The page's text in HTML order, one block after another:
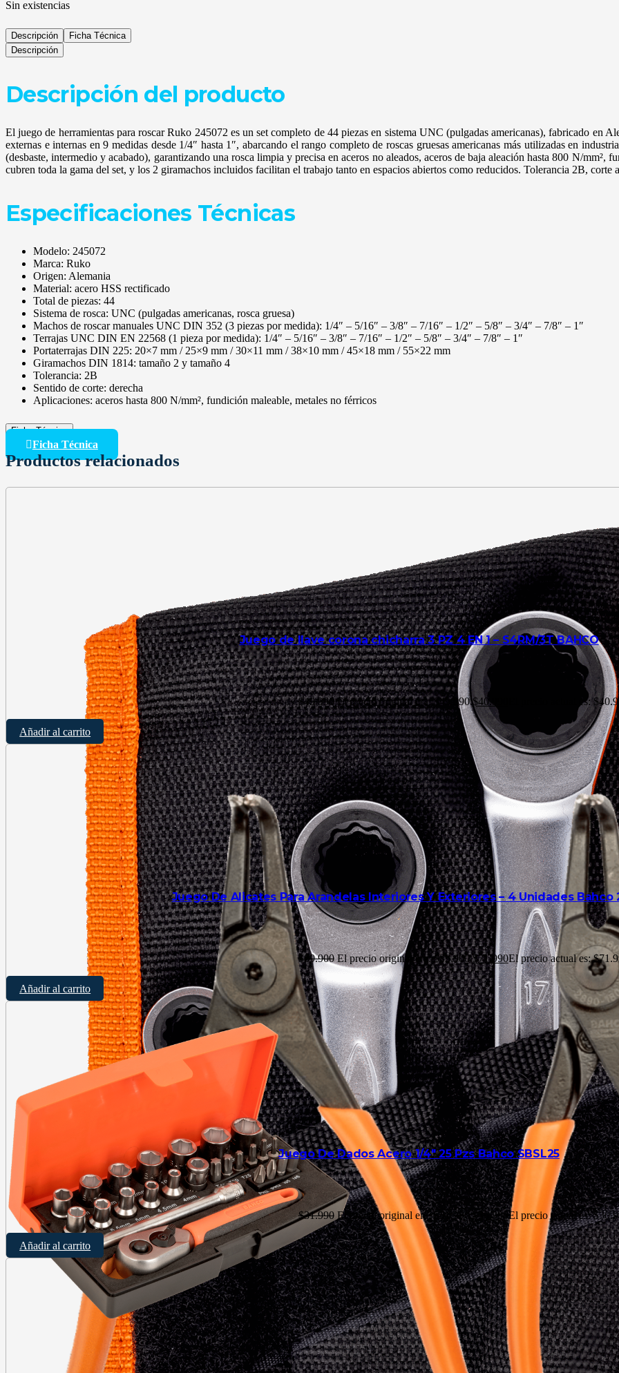
Sin existencias
Descripción
Ficha Técnica
Descripción
Descripción del producto
El juego de herramientas para roscar Ruko 245072 es un set completo de 44 piezas en sistema UNC (pulgadas americanas), fabricado en
externas e internas en 9 medidas desde 1/4″ hasta 1″, abarcando el rango completo de roscas gruesas americanas más utilizadas en
(desbaste, intermedio y acabado), garantizando una rosca limpia y precisa en aceros no aleados, aceros de baja aleación hasta 800 N/mm²,
cubren toda la gama del set, y los 2 giramachos incluidos facilitan el trabajo tanto en espacios abiertos como reducidos. Tolerancia 2B, corte
Especificaciones Técnicas
Modelo: 245072
Marca: Ruko
Origen: Alemania
Material: acero HSS rectificado
Total de piezas: 44
Sistema de rosca: UNC (pulgadas americanas, rosca gruesa)
Machos de roscar manuales UNC DIN 352 (3 piezas por medida): 1/4″ – 5/16″ – 3/8″ – 7/16″ – 1/2″ – 5/8″ – 3/4″ – 7/8″ – 1″
Terrajas UNC DIN EN 22568 (1 pieza por medida): 1/4″ – 5/16″ – 3/8″ – 7/16″ – 1/2″ – 5/8″ – 3/4″ – 7/8″ – 1″
Portaterrajas DIN 225: 20×7 mm / 25×9 mm / 30×11 mm / 38×10 mm / 45×18 mm / 55×22 mm
Giramachos DIN 1814: tamaño 2 y tamaño 4
Tolerancia: 2B
Sentido de corte: derecha
Aplicaciones: aceros hasta 800 N/mm², fundición maleable, metales no férricos
Ficha Técnica
Ficha Técnica
Productos relacionados
Juego de llave corona chicharra 3 PZ 4 EN 1 – S4RM/3T BAHCO
$49.990 El precio original era: $49.990.$40.990 El precio actual es:
Añadir al carrito
Juego De Alicates Para Arandelas Interiores Y Exteriores – 4 Unidades Bahco
$89.900 El precio original era: $89.900.$71.990El precio actual es:
Añadir al carrito
Juego De Dados Acero 1/4″ 25 Pzs Bahco SBSL25
$31.990 El precio original era: $31.990.$30.990El precio actual es:
Añadir al carrito